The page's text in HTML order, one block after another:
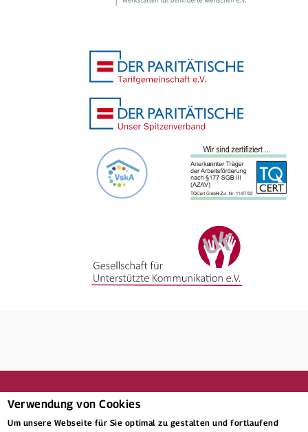
Verwendung von Cookies
Um unsere Webseite für Sie optimal zu gestalten und fortlaufend